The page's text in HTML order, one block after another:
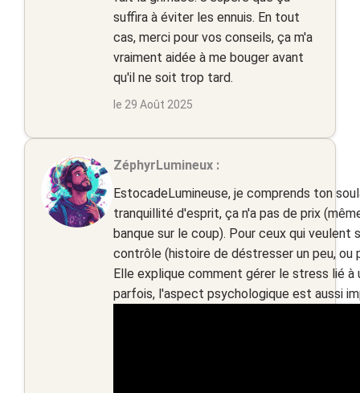
suffira à éviter les ennuis. En tout
cas, merci pour vos conseils, ça m'a
vraiment aidée à me bouger avant
qu'il ne soit trop tard.
le 29 Août 2025
ZéphyrLumineux :
EstocadeLumineuse, je comprends ton
tranquillité d'esprit, ça n'a pas de prix
banque sur le coup). Pour ceux qui veulent
contrôle (histoire de déstresser un peu,
Elle explique comment gérer le stress lié
parfois, l'aspect psychologique est aussi